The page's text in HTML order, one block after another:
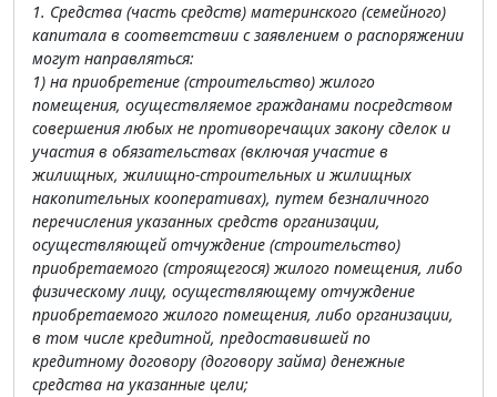
1. Средства (часть средств) материнского (семейного)
капитала в соответствии с заявлением о распоряжении
могут направляться:
1) на приобретение (строительство) жилого
помещения, осуществляемое гражданами посредством
совершения любых не противоречащих закону сделок и
участия в обязательствах (включая участие в
жилищных, жилищно-строительных и жилищных
накопительных кооперативах), путем безналичного
перечисления указанных средств организации,
осуществляющей отчуждение (строительство)
приобретаемого (строящегося) жилого помещения, либо
физическому лицу, осуществляющему отчуждение
приобретаемого жилого помещения, либо организации,
в том числе кредитной, предоставившей по
кредитному договору (договору займа) денежные
средства на указанные цели;